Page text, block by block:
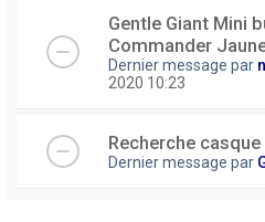
Gentle Giant Mini
Commander
Dernier message par
2020 10:23
Recherche
Dernier message par